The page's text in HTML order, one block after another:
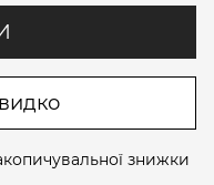
знижки